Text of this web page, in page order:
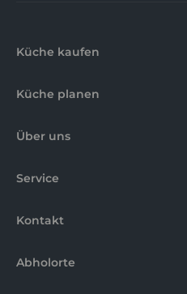
Küche kaufen
Küche planen
Über uns
Service
Kontakt
Abholorte